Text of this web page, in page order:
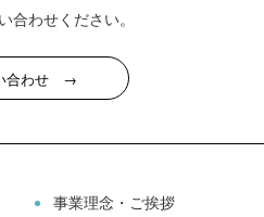
合わせください。
合わせ →
事業理念・ご挨拶